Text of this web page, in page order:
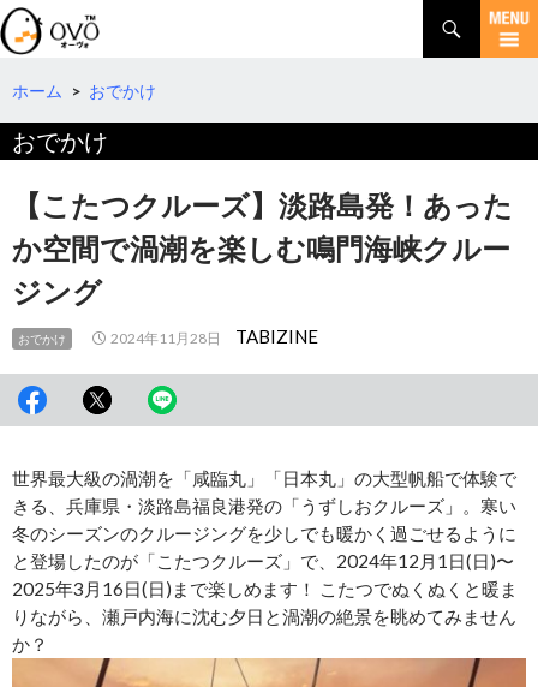
検
索
コ
テ
ツ
へ
ホーム > おでかけ
おでかけ
【こたつクルーズ】淡路島発！あった
か空間で渦潮を楽しむ鳴門海峡クルー
ジング
おでかけ 2024年11月28日 TABIZINE
世界最大級の渦潮を「咸臨丸」「日本丸」の大型帆船で体験で
きる、兵庫県・淡路島福良港発の「うずしおクルーズ」。寒い
冬のシーズンのクルージングを少しでも暖かく過ごせるように
と登場したのが「こたつクルーズ」で、2024年12月1日(日)〜
2025年3月16日(日)まで楽しめます！ こたつでぬくぬくと暖ま
りながら、瀬戸内海に沈む夕日と渦潮の絶景を眺めてみません
か？